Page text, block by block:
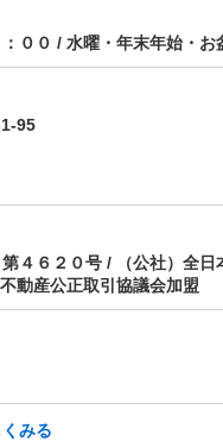
００ / 水曜・年末年始・お
95
４６２０号 / （公社）全日
動産公正取引協議会加盟
みる